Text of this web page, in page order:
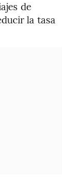
de
la tasa